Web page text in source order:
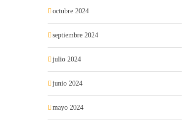
octubre 2024
septiembre 2024
julio 2024
junio 2024
mayo 2024